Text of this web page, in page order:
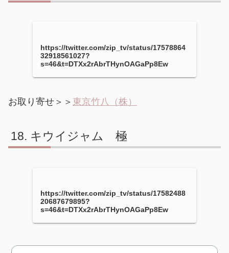
https://twitter.com/zip_tv/status/17578864
32918561027?
s=46&t=DTXx2rAbrTHynOAGaPp8Ew
お取り寄せ＞＞ 東京竹八（株）
キウイジャム 極
https://twitter.com/zip_tv/status/17582488
20687679895?
s=46&t=DTXx2rAbrTHynOAGaPp8Ew